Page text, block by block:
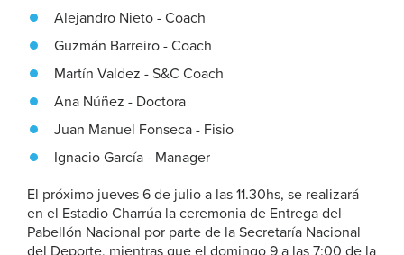
Alejandro Nieto - Coach
Guzmán Barreiro - Coach
Martín Valdez - S&C Coach
Ana Núñez - Doctora
Juan Manuel Fonseca - Fisio
Ignacio García - Manager
El próximo jueves 6 de julio a las 11.30hs, se realizará
en el Estadio Charrúa la ceremonia de Entrega del
Pabellón Nacional por parte de la Secretaría Nacional
del Deporte, mientras que el domingo 9 a las 7:00 de la